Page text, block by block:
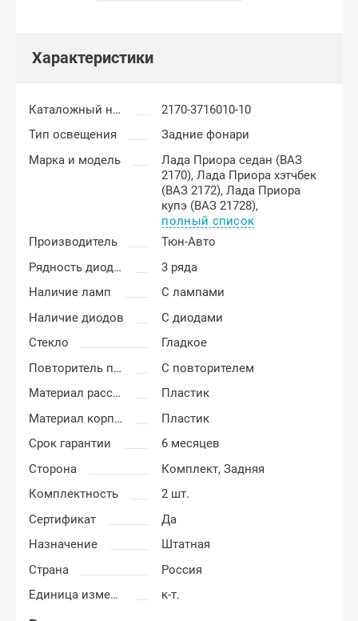
Характеристики
Каталожный номер
2170-3716010-10
Тип освещения
Задние фонари
Марка и модель
Лада Приора седан (ВАЗ
2170),Лада Приора хэтчбек
(ВАЗ 2172),Лада Приора
купэ (ВАЗ 21728),
полный список
Производитель
Тюн-Авто
Рядность диодов
3 ряда
Наличие ламп
С лампами
Наличие диодов
С диодами
Стекло
Гладкое
Повторитель поворота
С повторителем
Материал рассеивателя
Пластик
Материал корпуса
Пластик
Срок гарантии
6 месяцев
Сторона
Комплект,Задняя
Комплектность
2 шт.
Сертификат
Да
Назначение
Штатная
Страна
Россия
Единица измерения
к-т.